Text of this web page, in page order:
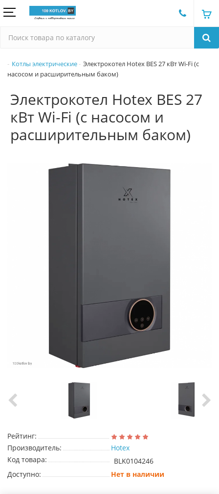
Котлы электрические
Электрокотел Hotex BES 27 кВт Wi-Fi (c
насосом и расширительным баком)
Электрокотел Hotex BES 27
кВт Wi-Fi (c насосом и
расширительным баком)
Рейтинг:
Производитель:
Hotex
Код товара:
BLK0104246
Доступно:
Нет в наличии